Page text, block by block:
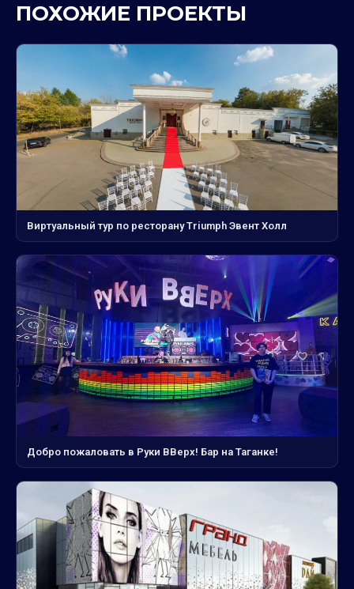
ПОХОЖИЕ ПРОЕКТЫ
Виртуальный тур по ресторану Triumph Эвент Холл
Добро пожаловать в Руки ВВерх! Бар на Таганке!